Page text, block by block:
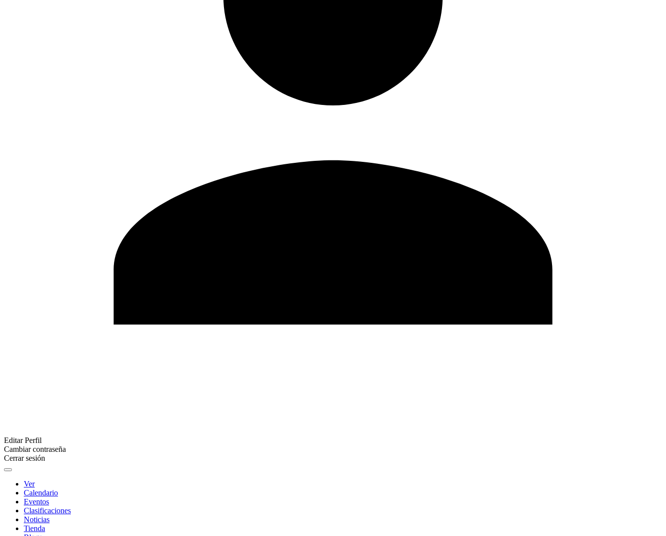
Editar Perfil
Cambiar contraseña
Cerrar sesión
Ver
Calendario
Eventos
Clasificaciones
Noticias
Tienda